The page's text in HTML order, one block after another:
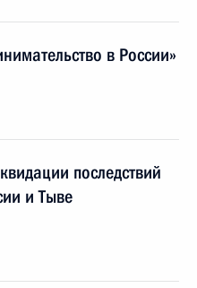
в России»
последствий
и Тыве